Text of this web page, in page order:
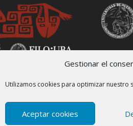
Gestionar el
Utilizamos cookies para optimizar nuestro
Aceptar cookies
Universidad de Buenos